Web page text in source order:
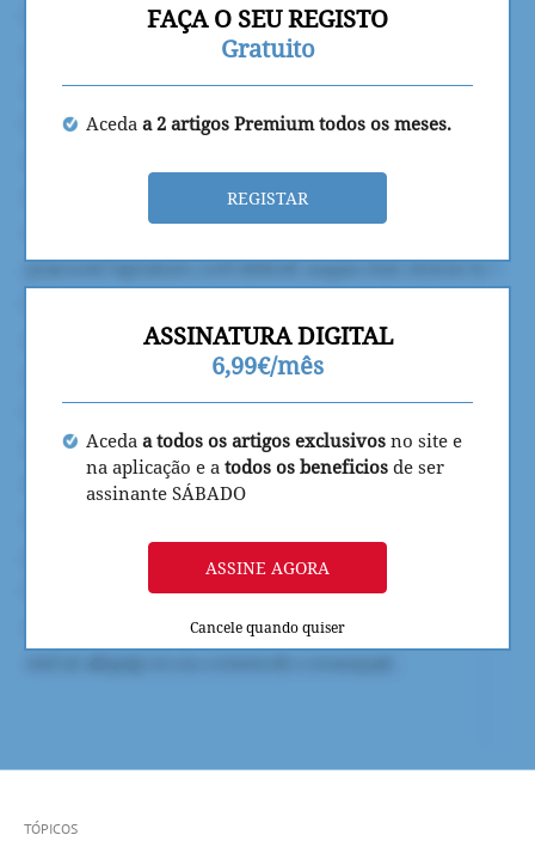
FAÇA O SEU REGISTO
Gratuito
Aceda a 2 artigos Premium todos os meses.
REGISTAR
ASSINATURA DIGITAL
6,99€/mês
Aceda a todos os artigos exclusivos no site e
na aplicação e a todos os beneficios de ser
assinante SÁBADO
ASSINE AGORA
Cancele quando quiser
TÓPICOS